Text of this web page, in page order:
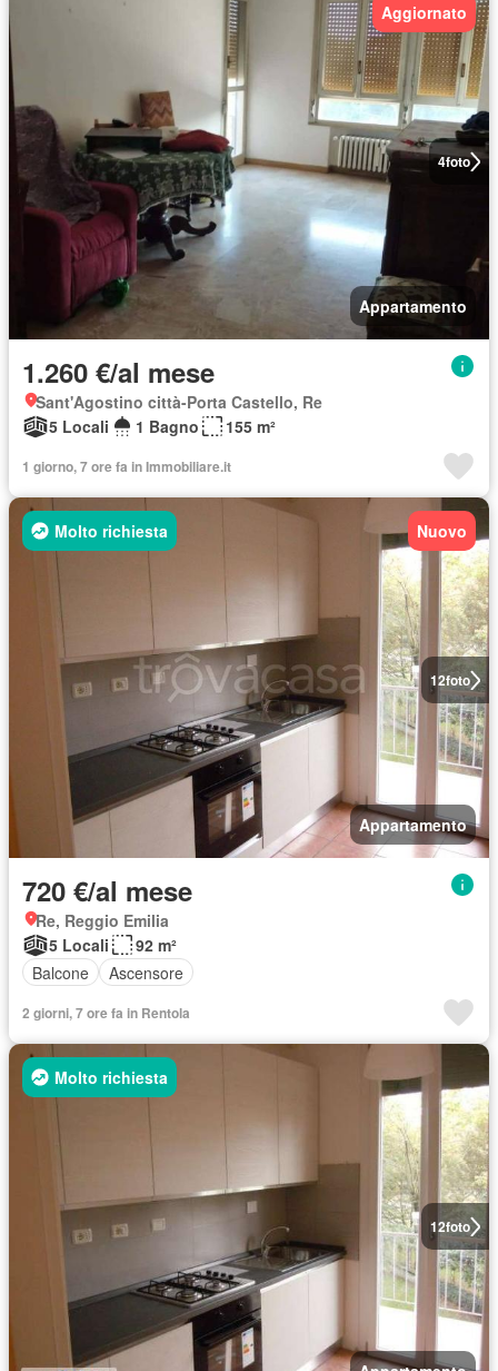
4foto
Aggiornato
Appartamento
1.260 €/al mese
Sant'Agostino città-Porta Castello, Re
5 Locali
1 Bagno 155 m²
1 giorno, 7 ore fa in Immobiliare.it
12foto
Molto richiesta Nuovo
Appartamento
720 €/al mese
Re, Reggio Emilia
5 Locali
92 m²
Balcone
Ascensore
2 giorni, 7 ore fa in Rentola
12foto
Molto richiesta